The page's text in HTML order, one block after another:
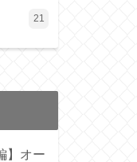
21
】オー